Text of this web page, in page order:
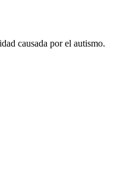
causada por el autismo.